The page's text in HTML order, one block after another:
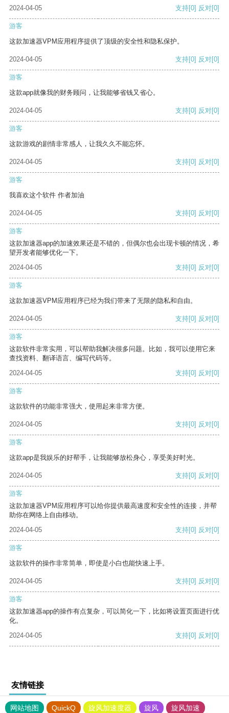
2024-04-05 支持[0] 反对[0]
游客
这款加速器VPM应用程序提供了顶级的安全性和隐私保护。
2024-04-05 支持[0] 反对[0]
游客
这款app就像我的财务顾问，让我能够省钱又省心。
2024-04-05 支持[0] 反对[0]
游客
这款游戏的剧情非常感人，让我久久不能忘怀。
2024-04-05 支持[0] 反对[0]
游客
我喜欢这个软件 作者加油
2024-04-05 支持[0] 反对[0]
游客
这款加速器app的加速效果还是不错的，但偶尔也会出现卡顿的情况，希
望开发者能够优化一下。
2024-04-05
支持[0] 反对[0]
游客
这款加速器VPM应用程序已经为我们带来了无限的隐私和自由。
2024-04-05 支持[0] 反对[0]
游客
这款软件非常实用，可以帮助我解决很多问题。比如，我可以使用它来
查找资料、翻译语言、编写代码等。
2024-04-05
支持[0] 反对[0]
游客
这款软件的功能非常强大，使用起来非常方便。
2024-04-05 支持[0] 反对[0]
游客
这款app是我娱乐的好帮手，让我能够放松身心，享受美好时光。
2024-04-05 支持[0] 反对[0]
游客
这款加速器VPM应用程序可以给你提供最高速度和安全性的连接，并帮
助你在网络上自由移动。
2024-04-05
支持[0] 反对[0]
游客
这款软件的操作非常简单，即使是小白也能快速上手。
2024-04-05 支持[0] 反对[0]
游客
这款加速器app的操作有点复杂，可以简化一下，比如将设置页面进行优
化。
2024-04-05
支持[0] 反对[0]
友情链接
网站地图 QuickQ 旋风加速度器 旋风 旋风加速